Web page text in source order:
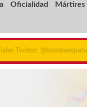
Oficialidad Mártires
Twitter: